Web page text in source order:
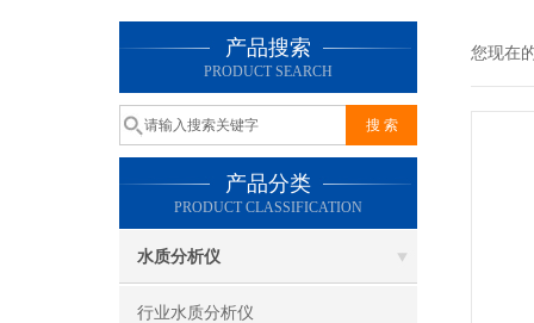
产品搜索
PRODUCT SEARCH
产品分类
PRODUCT CLASSIFICATION
水质分析仪
行业水质分析仪
您现在